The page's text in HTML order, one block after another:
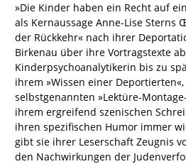
»Die Kinder haben ein Recht auf
als Kernaussage Anne-Lise Sterns
der Rückkehr« nach ihrer
Birkenau über ihre Vortragstexte
Kinderpsychoanalytikerin bis zu
ihrem »Wissen einer
selbstgenannten »Lektüre-
ihrem ergreifend szenischen
ihren spezifischen Humor immer
gibt sie ihrer Leserschaft Zeugnis
den Nachwirkungen der